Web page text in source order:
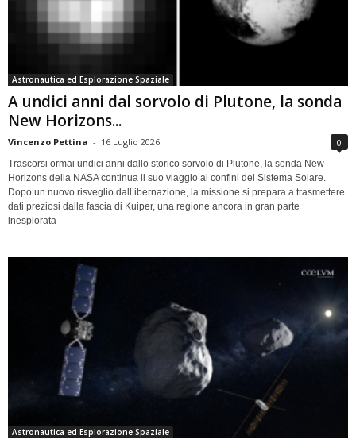
Astronautica ed Esplorazione Spaziale
A undici anni dal sorvolo di Plutone, la sonda
New Horizons...
Vincenzo Pettina - 16 Luglio 2026 0
Trascorsi ormai undici anni dallo storico sorvolo di Plutone, la sonda New
Horizons della NASA continua il suo viaggio ai confini del Sistema Solare.
Dopo un nuovo risveglio dall’ibernazione, la missione si prepara a trasmettere
dati preziosi dalla fascia di Kuiper, una regione ancora in gran parte
inesplorata
Astronautica ed Esplorazione Spaziale